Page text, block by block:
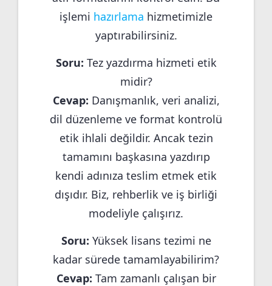
işlemi hazırlama hizmetimizle
yaptırabilirsiniz.
Soru: Tez yazdırma hizmeti etik
midir?
Cevap: Danışmanlık, veri analizi,
dil düzenleme ve format kontrolü
etik ihlali değildir. Ancak tezin
tamamını başkasına yazdırıp
kendi adınıza teslim etmek etik
dışıdır. Biz, rehberlik ve iş birliği
modeliyle çalışırız.
Soru: Yüksek lisans tezimi ne
kadar sürede tamamlayabilirim?
Cevap: Tam zamanlı çalışan bir